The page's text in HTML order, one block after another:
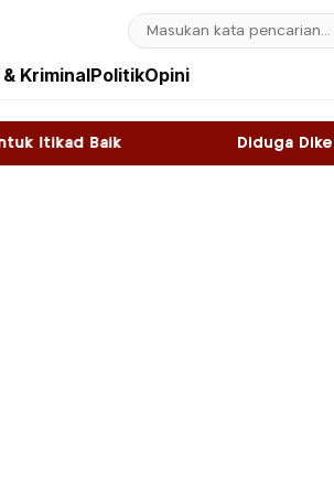
KriminalPolitikOpini
Diduga Dikendalikan WNA, Sky